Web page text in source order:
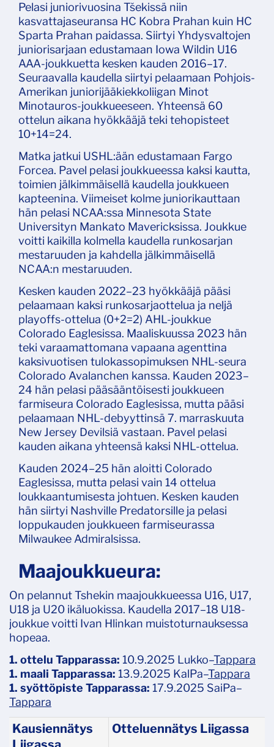
Pelasi juniorivuosina Tšekissä niin
kasvattajaseuransa HC Kobra Prahan kuin HC
Sparta Prahan paidassa. Siirtyi Yhdysvaltojen
juniorisarjaan edustamaan Iowa Wildin U16
AAA-joukkuetta kesken kauden 2016–17.
Seuraavalla kaudella siirtyi pelaamaan Pohjois-
Amerikan juniorijääkiekkoliigan Minot
Minotauros-joukkueeseen. Yhteensä 60
ottelun aikana hyökkääjä teki tehopisteet
10+14=24.
Matka jatkui USHL:ään edustamaan Fargo
Forcea. Pavel pelasi joukkueessa kaksi kautta,
toimien jälkimmäisellä kaudella joukkueen
kapteenina. Viimeiset kolme juniorikauttaan
hän pelasi NCAA:ssa Minnesota State
Universityn Mankato Mavericksissa. Joukkue
voitti kaikilla kolmella kaudella runkosarjan
mestaruuden ja kahdella jälkimmäisellä
NCAA:n mestaruuden.
Kesken kauden 2022–23 hyökkääjä pääsi
pelaamaan kaksi runkosarjaottelua ja neljä
playoffs-ottelua (0+2=2) AHL-joukkue
Colorado Eaglesissa. Maaliskuussa 2023 hän
teki varaamattomana vapaana agenttina
kaksivuotisen tulokassopimuksen NHL-seura
Colorado Avalanchen kanssa. Kauden 2023–
24 hän pelasi pääsääntöisesti joukkueen
farmiseura Colorado Eaglesissa, mutta pääsi
pelaamaan NHL-debyyttinsä 7. marraskuuta
New Jersey Devilsiä vastaan. Pavel pelasi
kauden aikana yhteensä kaksi NHL-ottelua.
Kauden 2024–25 hän aloitti Colorado
Eaglesissa, mutta pelasi vain 14 ottelua
loukkaantumisesta johtuen. Kesken kauden
hän siirtyi Nashville Predatorsille ja pelasi
loppukauden joukkueen farmiseurassa
Milwaukee Admiralsissa.
Maajoukkueura:
On pelannut Tshekin maajoukkueessa U16, U17,
U18 ja U20 ikäluokissa. Kaudella 2017–18 U18-
joukkue voitti Ivan Hlinkan muistoturnauksessa
hopeaa.
1. ottelu Tapparassa: 10.9.2025 Lukko–Tappara
1. maali Tapparassa: 13.9.2025 KalPa–Tappara
1. syöttöpiste Tapparassa: 17.9.2025 SaiPa–
Tappara
Kausiennätys
Otteluennätys Liigassa